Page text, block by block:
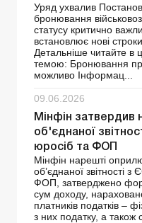
Уряд ухвалив
бронювання
статусу критично
встановлює нові
Детальніше читайте в
темою: Бронювання
можливо Інформац...
09.06.2026
Мінфін затвердив
об'єднаної
юросіб та ФОП
Мінфін нарешті
об’єднаної звітності
ФОП, затверджено
сум доходу,
платників податків –
з них податку, а також